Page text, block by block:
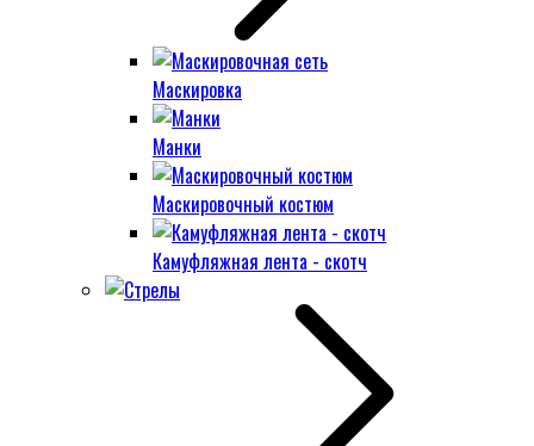
Маскировка
Манки
Маскировочный костюм
Камуфляжная лента - скотч